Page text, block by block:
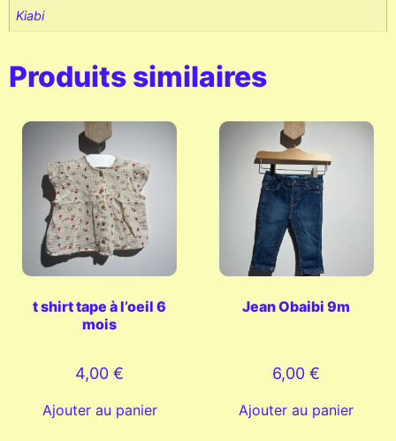
Kiabi
Produits similaires
t shirt tape à l’oeil 6
mois
4,00€
Ajouter au panier
Jean Obaibi 9m
6,00€
Ajouter au panier